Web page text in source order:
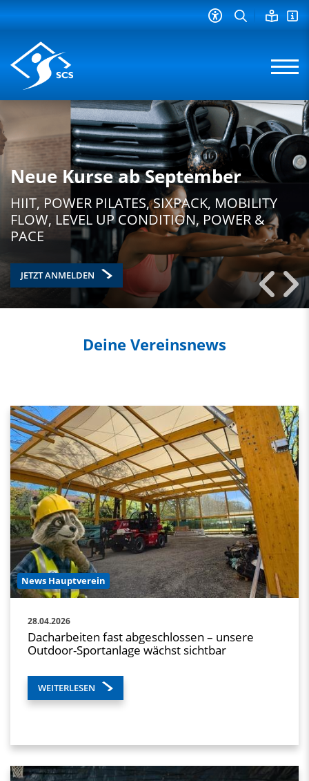
Neue Kurse ab September
HIIT, POWER PILATES, SIXPACK, MOBILITY
FLOW, LEVEL UP CONDITION, POWER &
PACE
JETZT ANMELDEN
Deine Vereinsnews
News Hauptverein
28.04.2026
Dacharbeiten fast abgeschlossen – unsere
Outdoor-Sportanlage wächst sichtbar
WEITERLESEN